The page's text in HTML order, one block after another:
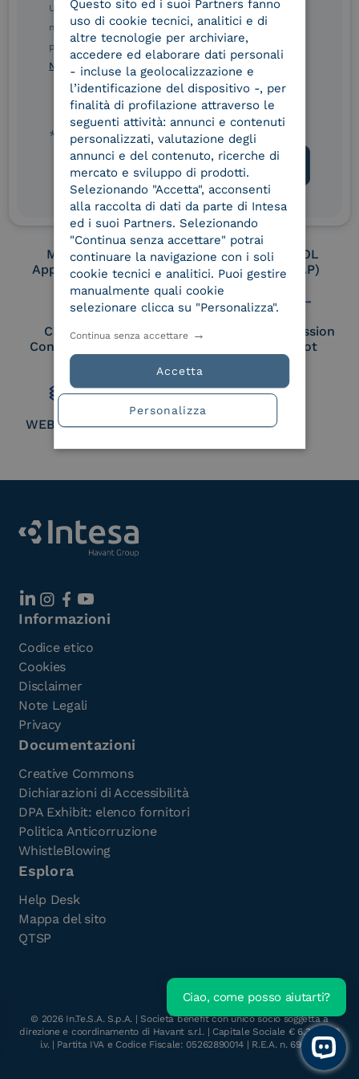
Conservatore
qualificato
UNI EN ISO 37001
UNI EN ISO 9001 UNI EN ISO 27001
UNI EN ISO 27017 UNI EN ISO 27018
Membro Adobe
Approved Trust List
Certified PEPPOL
Access Point (AP)
Cloud Signature
Consortium Member
European Commission
Large Scale Pilot
Member
WEBUILD Consortium
Ulteriori informazioni sulle procedure sono disponibili
nelle Norme di tutela della privacy INTESA. Inoltrando il
presente modulo, dichiaro di aver letto e compreso le
Norme di tutela della privacy INTESA
.
* campo obbligatorio
l'e-Book gratuito
Informazioni
Codice etico
Cookies
Disclaimer
Note Legali
Privacy
Documentazioni
Creative Commons
Dichiarazioni di Accessibilità
DPA Exhibit: elenco fornitori
Politica Anticorruzione
WhistleBlowing
Esplora
Help Desk
Mappa del sito
QTSP
© 2026In.Te.S.A. S.p.A. | Società benefit con unico socio soggetta a
direzione e coordinamento di Havant s.r.l. | Capitale Sociale € 6.300.000
i.v. | Partita IVA e Codice Fiscale: 05262890014 | R.E.A. n. 696117
ITALIAN
Questo sito ed i suoi Partners fanno
uso di cookie tecnici, analitici e di
altre tecnologie per archiviare,
accedere ed elaborare dati personali
- incluse la geolocalizzazione e
l’identificazione del dispositivo -, per
finalità di profilazione attraverso le
seguenti attività: annunci e contenuti
personalizzati, valutazione degli
annunci e del contenuto, ricerche di
mercato e sviluppo di prodotti.
Selezionando "Accetta", acconsenti
alla raccolta di dati da parte di Intesa
ed i suoi Partners. Selezionando
"Continua senza accettare" potrai
continuare la navigazione con i soli
cookie tecnici e analitici. Puoi gestire
manualmente quali cookie
selezionare clicca su "Personalizza".
Accetta
Continua senza accettare
Personalizza
Open
Ciao, come posso aiutarti?